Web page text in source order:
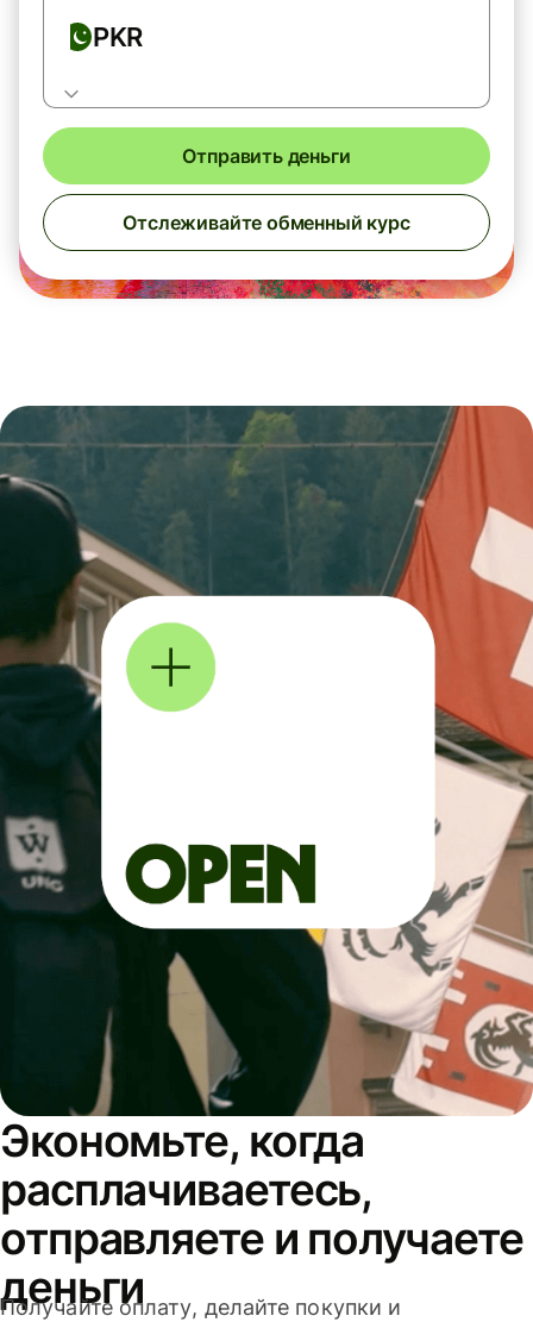
PKR
Отправить деньги
Отслеживайте обменный курс
Экономьте, когда
расплачиваетесь,
отправляете и получаете
деньги
Получайте оплату, делайте покупки и